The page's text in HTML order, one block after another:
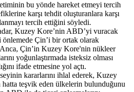
bu yönde hareket etmeyi tercih
karşı tehdit oluşturanlara karşı
tercih ettiğini söyledi.
Kuzey Kore’nin ABD’yi vuracak
Çin’i bir ortak olarak
Çin’in Kuzey Kore'nin nükleer
yoğunlaştırmada isteksiz olması
ifade etmesine yol açtı.
kararlarını ihlal ederek, Kuzey
teşvik eden ülkelerin bulunduğunu